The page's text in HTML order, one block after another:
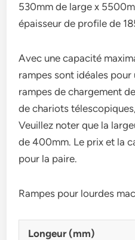
530mm de large x
épaisseur de profile de
Avec une capacité
rampes sont idéales
rampes de chargement
de chariots
Veuillez noter que la
de 400mm. Le prix et la
pour la paire.
Rampes pour lourdes
Longeur (mm)